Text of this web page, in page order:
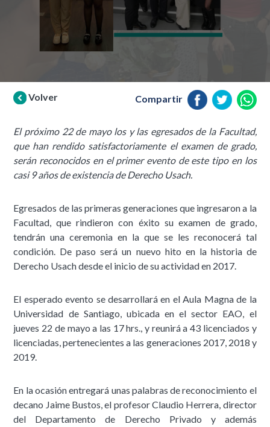
Volver Compartir
El próximo 22 de mayo los y las egresados de la Facultad,
que han rendido satisfactoriamente el examen de grado,
serán reconocidos en el primer evento de este tipo en los
casi 9 años de existencia de Derecho Usach.
Egresados de las primeras generaciones que ingresaron a la
Facultad, que rindieron con éxito su examen de grado,
tendrán una ceremonia en la que se les reconocerá tal
condición. De paso será un nuevo hito en la historia de
Derecho Usach desde el inicio de su actividad en 2017.
El esperado evento se desarrollará en el Aula Magna de la
Universidad de Santiago, ubicada en el sector EAO, el
jueves 22 de mayo a las 17 hrs., y reunirá a 43 licenciados y
licenciadas, pertenecientes a las generaciones 2017, 2018 y
2019.
En la ocasión entregará unas palabras de reconocimiento el
decano Jaime Bustos, el profesor Claudio Herrera, director
del Departamento de Derecho Privado y además